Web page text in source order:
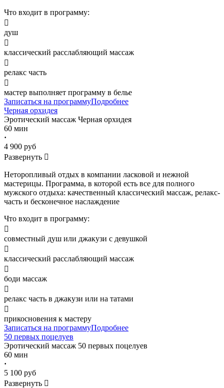
Что входит в программу:

душ

классический расслабляющий массаж

релакс часть

мастер выполняет программу в белье
Записаться на программуПодробнее
Черная орхидея
Эротический массаж Черная орхидея
60 мин
·
4 900 руб
Развернуть 
Неторопливый отдых в компании ласковой и нежной
мастерицы. Программа, в которой есть все для полного
мужского отдыха: качественный классический массаж, релакс-
часть и бесконечное наслаждение
Что входит в программу:

совместный душ или джакузи с девушкой

классический расслабляющий массаж

боди массаж

релакс часть в джакузи или на татами

прикосновения к мастеру
Записаться на программуПодробнее
50 первых поцелуев
Эротический массаж 50 первых поцелуев
60 мин
·
5 100 руб
Развернуть 